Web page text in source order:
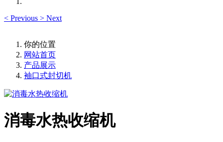
< Previous > Next
你的位置
网站首页
产品展示
袖口式封切机
消毒水热收缩机